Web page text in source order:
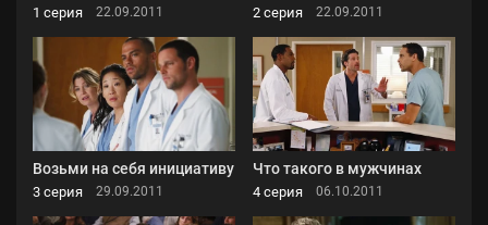
1 серия 22.09.2011 2 серия 22.09.2011
Возьми на себя инициативу
3 серия 29.09.2011
Что такого в мужчинах
4 серия 06.10.2011